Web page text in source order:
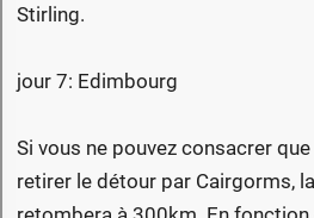
Stirling.
jour 7: Edimbourg
Si vous ne pouvez consacrer
retirer le détour par Cairgorms,